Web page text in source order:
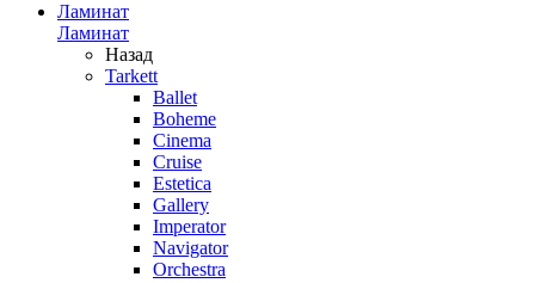
Ламинат
Ламинат
Назад
Tarkett
Ballet
Boheme
Cinema
Cruise
Estetica
Gallery
Imperator
Navigator
Orchestra